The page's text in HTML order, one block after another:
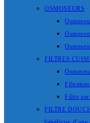
OSMOSEURS
FILTRES
Filtration
Filtre
FILTRE